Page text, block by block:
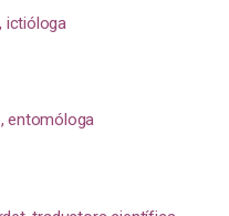
ictióloga
entomóloga